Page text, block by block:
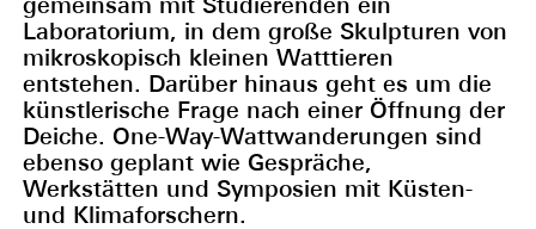
Laboratorium, in dem große Skulpturen von
mikroskopisch kleinen Watttieren
entstehen. Darüber hinaus geht es um die
künstlerische Frage nach einer Öffnung der
Deiche. One-Way-Wattwanderungen sind
ebenso geplant wie Gespräche,
Werkstätten und Symposien mit Küsten-
und Klimaforschern.